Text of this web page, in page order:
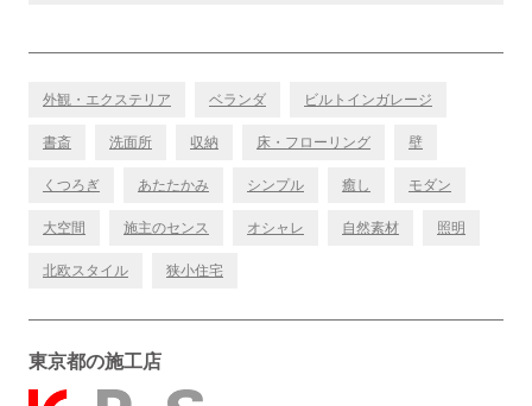
外観・エクステリア ベランダ ビルトインガレージ
書斎 洗面所 収納 床・フローリング 壁
くつろぎ あたたかみ シンプル 癒し モダン
大空間 施主のセンス オシャレ 自然素材 照明
北欧スタイル 狭小住宅
東京都の施工店